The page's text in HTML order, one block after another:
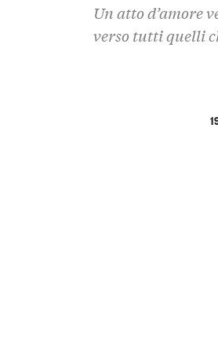
Un atto d’amore
verso tutti quelli